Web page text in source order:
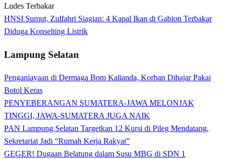
HNSI Sumut, Zulfahri Siagian: 4 Kapal Ikan di Gabion Terbakar
Diduga Konselting Listrik
Lampung Selatan
Penganiayaan di Dermaga Bom Kalianda, Korban Dihajar Pakai
Botol Keras
PENYEBERANGAN SUMATERA-JAWA MELONJAK
TINGGI, JAWA-SUMATERA JUGA NAIK
PAN Lampung Selatan Targetkan 12 Kursi di Pileg Mendatang,
Sekretariat Jadi “Rumah Kerja Rakyat”
GEGER! Dugaan Belatung dalam Susu MBG di SDN 1